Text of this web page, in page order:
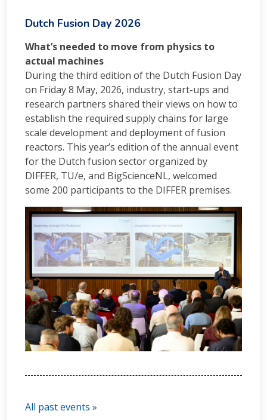
Dutch Fusion Day 2026
What’s needed to move from physics to
actual machines
During the third edition of the Dutch Fusion Day
on Friday 8 May, 2026, industry, start-ups and
research partners shared their views on how to
establish the required supply chains for large
scale development and deployment of fusion
reactors. This year’s edition of the annual event
for the Dutch fusion sector organized by
DIFFER, TU/e, and BigScienceNL, welcomed
some 200 participants to the DIFFER premises.
All past events »